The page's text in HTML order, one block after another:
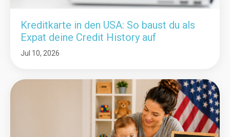
Kreditkarte in den USA: So baust du als
Expat deine Credit History auf
Jul 10, 2026